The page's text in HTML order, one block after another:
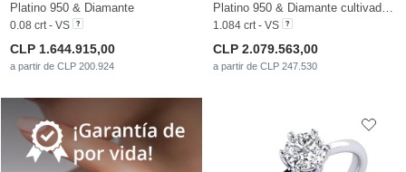
Platino 950 & Diamante
0.08 crt - VS
CLP 1.644.915,00
a partir de CLP 200.924
Platino 950 & Diamante cultivado en laboratorio
1.084 crt - VS
CLP 2.079.563,00
a partir de CLP 247.530